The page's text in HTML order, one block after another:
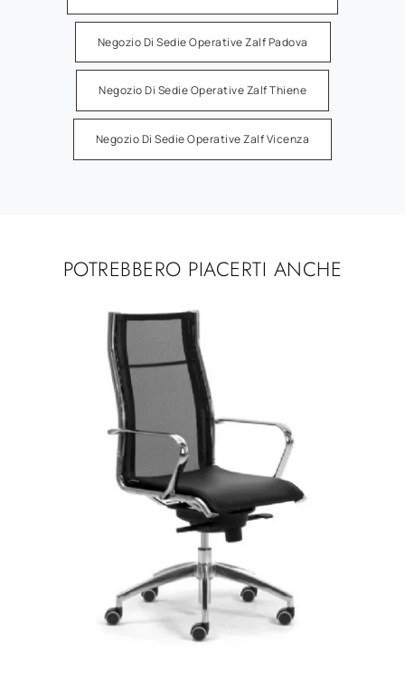
Negozio Di Sedie Operative Zalf Padova
Negozio Di Sedie Operative Zalf Thiene
Negozio Di Sedie Operative Zalf Vicenza
POTREBBERO PIACERTI ANCHE